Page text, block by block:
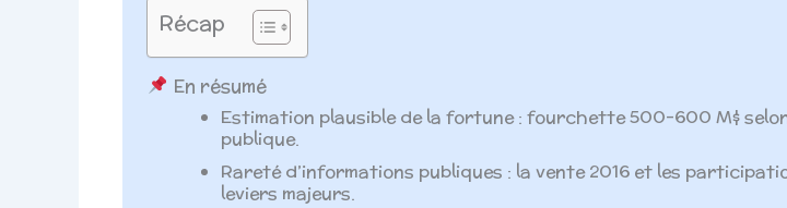
Récap
En résumé
Estimation plausible de la fortune : fourchette 500–600 M$
publique.
Rareté d’informations publiques : la vente 2016 et les
leviers majeurs.